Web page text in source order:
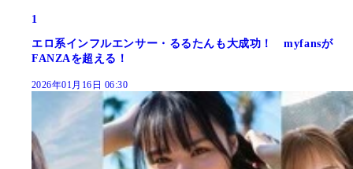
1
エロ系インフルエンサー・るるたんも大成功！ myfansが
FANZAを超える！
2026年01月16日 06:30